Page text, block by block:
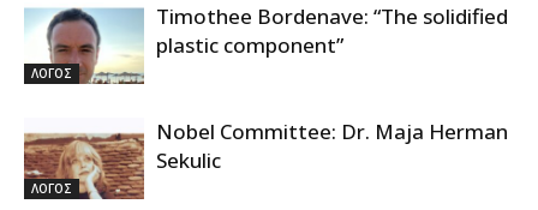
ΛΟΓΟΣ
Timothee Bordenave: “The solidified
plastic component”
ΛΟΓΟΣ
Nobel Committee: Dr. Maja Herman
Sekulic